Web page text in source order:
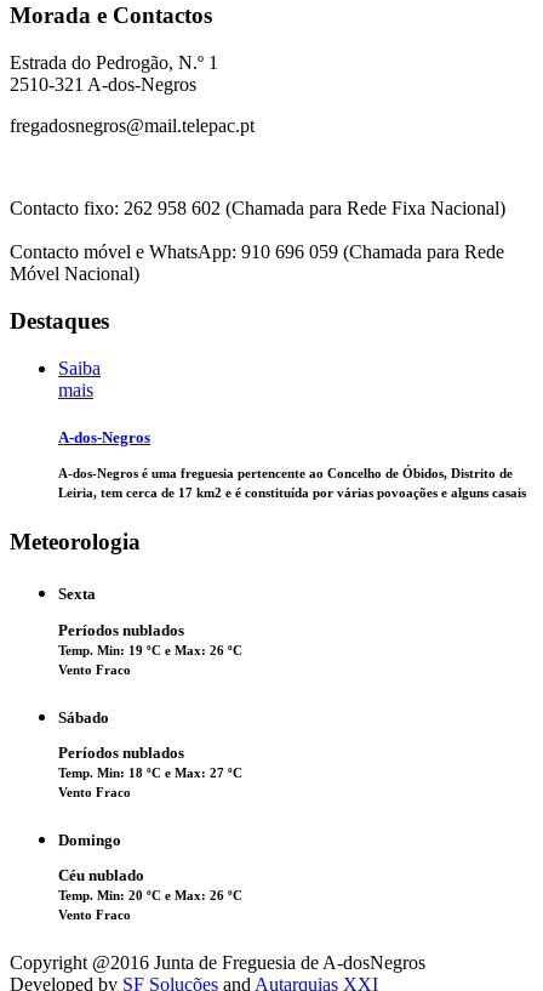
Morada e Contactos
Estrada do Pedrogão, N.º 1
2510-321 A-dos-Negros
fregadosnegros@mail.telepac.pt
Contacto fixo: 262 958 602 (Chamada para Rede Fixa Nacional)
Contacto móvel e WhatsApp: 910 696 059 (Chamada para Rede
Móvel Nacional)
Destaques
Saiba
mais
A-dos-Negros
A-dos-Negros é uma freguesia pertencente ao Concelho de Óbidos, Distrito de
Leiria, tem cerca de 17 km2 e é constituída por várias povoações e alguns casais
Meteorologia
Sexta
Períodos nublados
Temp. Min: 19 ºC e Max: 26 ºC
Vento Fraco
Sábado
Períodos nublados
Temp. Min: 18 ºC e Max: 27 ºC
Vento Fraco
Domingo
Céu nublado
Temp. Min: 20 ºC e Max: 26 ºC
Vento Fraco
Copyright @2016 Junta de Freguesia de A-dosNegros
Developed by SF Soluções and Autarquias XXI